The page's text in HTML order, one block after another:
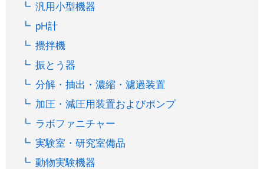
汎用小型機器
pH計
攪拌機
振とう器
分解・抽出・濃縮・濾過装置
加圧・減圧用装置およびポンプ
ラボファニチャー
実験室・研究室備品
動物実験機器